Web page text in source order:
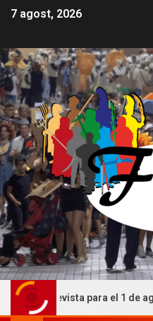
7 agost, 2026
para el 1 de agosto